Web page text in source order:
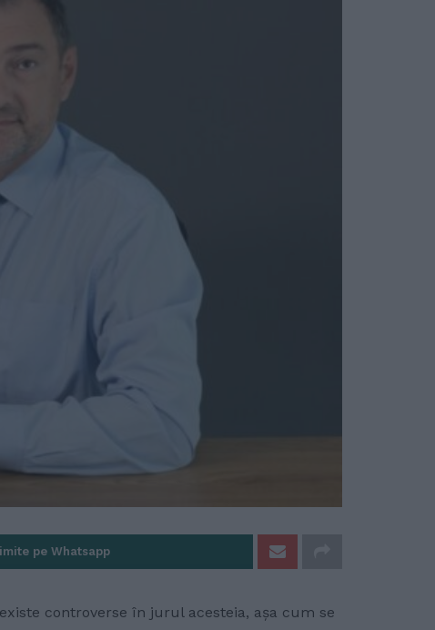
pe Whatsapp
controverse în jurul acesteia, așa cum se